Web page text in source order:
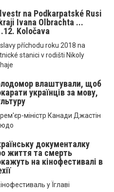
na Podkarpatské Rusi
Ivana Olbrachta ...
Koločava
příchodu roku 2018 na
stanici v rodišti Nikoly
влаштували, щоб
українців за мову,
міністр Канади Джастін
документалку
життя та смерть
на кінофестивалі в
у Їглаві